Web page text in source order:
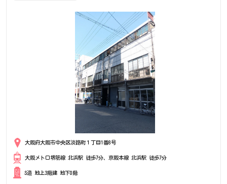
大阪府大阪市中央区淡路町１丁目1番8号
大阪メトロ堺筋線 北浜駅 徒歩7分、京阪本線 北浜駅 徒歩7分
S造 地上3階建 地下0階